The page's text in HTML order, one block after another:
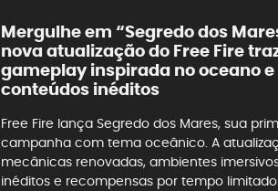
Mergulhe em “Segredo dos
nova atualização do Free Fire
gameplay inspirada no oceano e
conteúdos inéditos
Free Fire lança Segredo dos Mares, sua
campanha com tema oceânico. A
mecânicas renovadas, ambientes
inéditos e recompensas por tempo limitado